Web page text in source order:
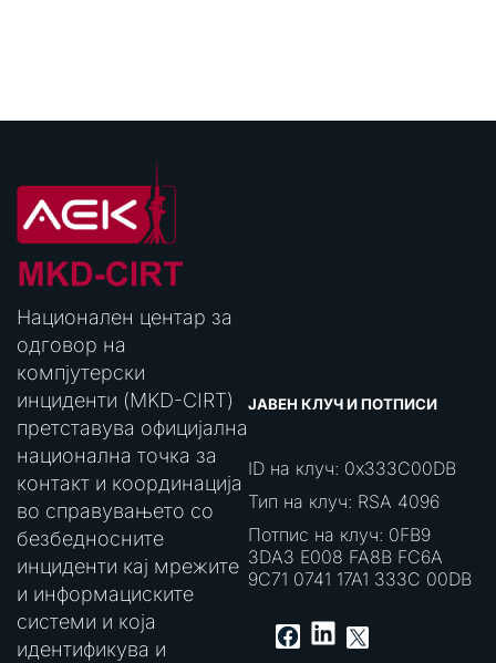
Национален центар за
одговор на
компјутерски
инциденти (MKD-CIRT)
претставува официјална
национална точка за
контакт и координација
во справувањето со
безбедносните
инциденти кај мрежите
и информациските
системи и која
идентификува и
ЈАВЕН КЛУЧ И ПОТПИСИ
ID на клуч: 0x333C00DB
Тип на клуч: RSA 4096
Потпис на клуч: 0FB9
3DA3 E008 FA8B FC6A
9C71 0741 17A1 333C 00DB
Facebook
LinkedIn
X